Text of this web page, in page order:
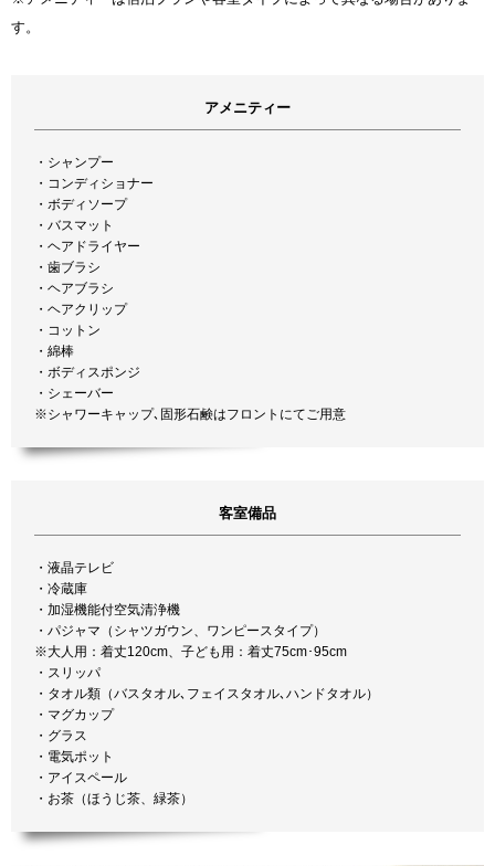
す。
アメニティー
・シャンプー
・コンディショナー
・ボディソープ
・バスマット
・ヘアドライヤー
・歯ブラシ
・ヘアブラシ
・ヘアクリップ
・コットン
・綿棒
・ボディスポンジ
・シェーバー
※シャワーキャップ､固形石鹸はフロントにてご用意
客室備品
・液晶テレビ
・冷蔵庫
・加湿機能付空気清浄機
・パジャマ（シャツガウン、ワンピースタイプ）
※大人用：着丈120cm、子ども用：着丈75cm･95cm
・スリッパ
・タオル類（バスタオル､フェイスタオル､ハンドタオル）
・マグカップ
・グラス
・電気ポット
・アイスペール
・お茶（ほうじ茶、緑茶）